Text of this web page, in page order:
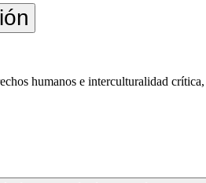
humanos e interculturalidad